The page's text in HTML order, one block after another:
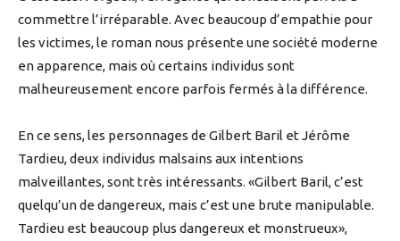
commettre l’irréparable. Avec beaucoup d’empathie pour
les victimes, le roman nous présente une société moderne
en apparence, mais où certains individus sont
malheureusement encore parfois fermés à la différence.
En ce sens, les personnages de Gilbert Baril et Jérôme
Tardieu, deux individus malsains aux intentions
malveillantes, sont très intéressants. «Gilbert Baril, c’est
quelqu’un de dangereux, mais c’est une brute manipulable.
Tardieu est beaucoup plus dangereux et monstrueux»,